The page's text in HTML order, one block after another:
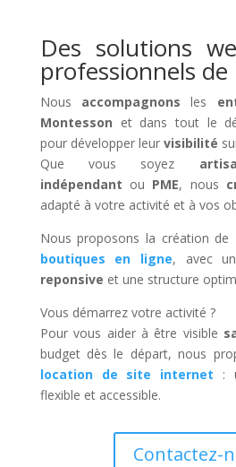
Des solutions
professionnels
Nous accompagnons les
Montesson et dans tout le
pour développer leur visibilité
Que vous soyez
indépendant ou PME, nous
adapté à votre activité et à vos
Nous proposons la création de
boutiques en ligne, avec
reponsive et une structure
Vous démarrez votre activité ?
Pour vous aider à être visible
budget dès le départ, nous
location de site internet :
flexible et accessible.
Contactez-